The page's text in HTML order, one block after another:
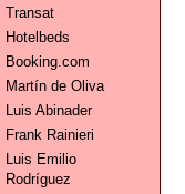
Transat
Hotelbeds
Booking.com
Martín de Oliva
Luis Abinader
Frank Rainieri
Luis Emilio
Rodríguez